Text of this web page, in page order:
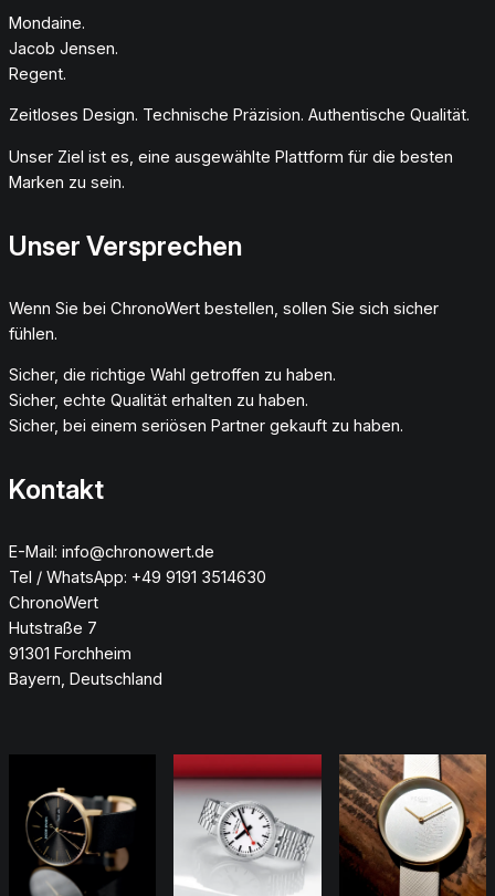
Mondaine.
Jacob Jensen.
Regent.
Zeitloses Design. Technische Präzision. Authentische Qualität.
Unser Ziel ist es, eine ausgewählte Plattform für die besten
Marken zu sein.
Unser Versprechen
Wenn Sie bei ChronoWert bestellen, sollen Sie sich sicher
fühlen.
Sicher, die richtige Wahl getroffen zu haben.
Sicher, echte Qualität erhalten zu haben.
Sicher, bei einem seriösen Partner gekauft zu haben.
Kontakt
E-Mail: info@chronowert.de
Tel / WhatsApp: +49 9191 3514630
ChronoWert
Hutstraße 7
91301 Forchheim
Bayern, Deutschland